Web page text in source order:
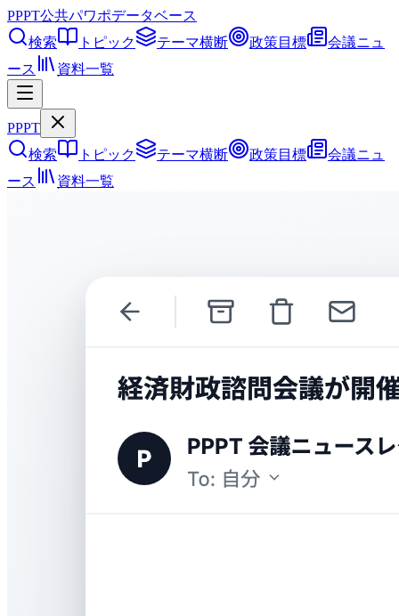
PPPT公共パワポデータベース
検索
トピック テーマ横断 政策目標
会議ニュ
ース
資料一覧
PPPT
検索
トピック テーマ横断 政策目標
会議ニュ
ース
資料一覧